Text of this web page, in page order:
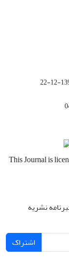
This Journal is
نشریه
اشتراک